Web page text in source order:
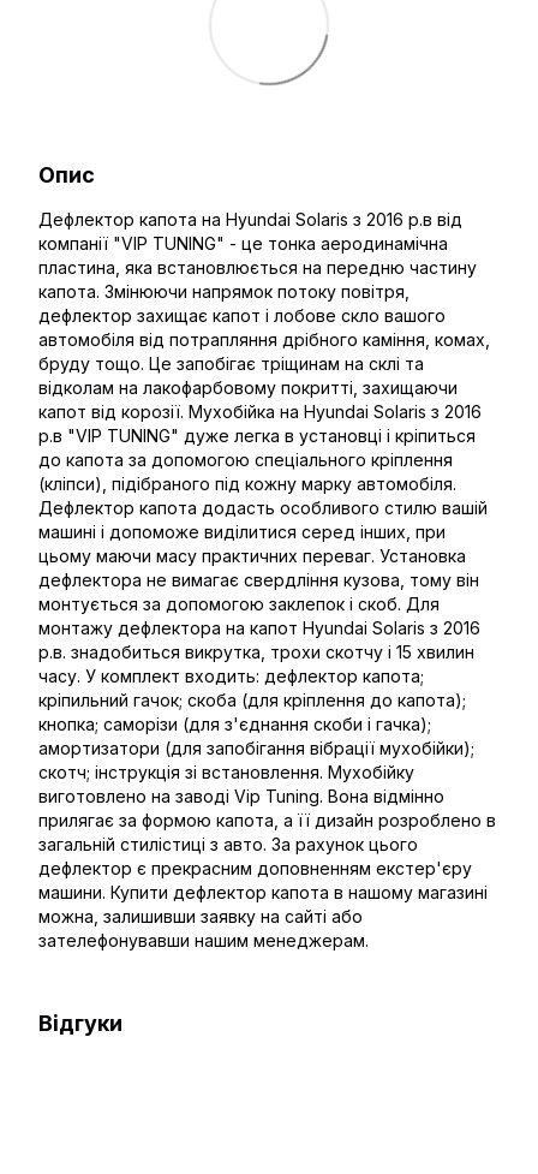
Опис
Дефлектор капота на Hyundai Solaris з 2016 р.в від
компанії "VIP TUNING" - це тонка аеродинамічна
пластина, яка встановлюється на передню частину
капота. Змінюючи напрямок потоку повітря,
дефлектор захищає капот і лобове скло вашого
автомобіля від потрапляння дрібного каміння, комах,
бруду тощо. Це запобігає тріщинам на склі та
відколам на лакофарбовому покритті, захищаючи
капот від корозії. Мухобійка на Hyundai Solaris з 2016
р.в "VIP TUNING" дуже легка в установці і кріпиться
до капота за допомогою спеціального кріплення
(кліпси), підібраного під кожну марку автомобіля.
Дефлектор капота додасть особливого стилю вашій
машині і допоможе виділитися серед інших, при
цьому маючи масу практичних переваг. Установка
дефлектора не вимагає свердління кузова, тому він
монтується за допомогою заклепок і скоб. Для
монтажу дефлектора на капот Hyundai Solaris з 2016
р.в. знадобиться викрутка, трохи скотчу і 15 хвилин
часу. У комплект входить: дефлектор капота;
кріпильний гачок; скоба (для кріплення до капота);
кнопка; саморізи (для з'єднання скоби і гачка);
амортизатори (для запобігання вібрації мухобійки);
скотч; інструкція зі встановлення. Мухобійку
виготовлено на заводі Vip Tuning. Вона відмінно
прилягає за формою капота, а її дизайн розроблено в
загальній стилістиці з авто. За рахунок цього
дефлектор є прекрасним доповненням екстер'єру
машини. Купити дефлектор капота в нашому магазині
можна, залишивши заявку на сайті або
зателефонувавши нашим менеджерам.
Відгуки